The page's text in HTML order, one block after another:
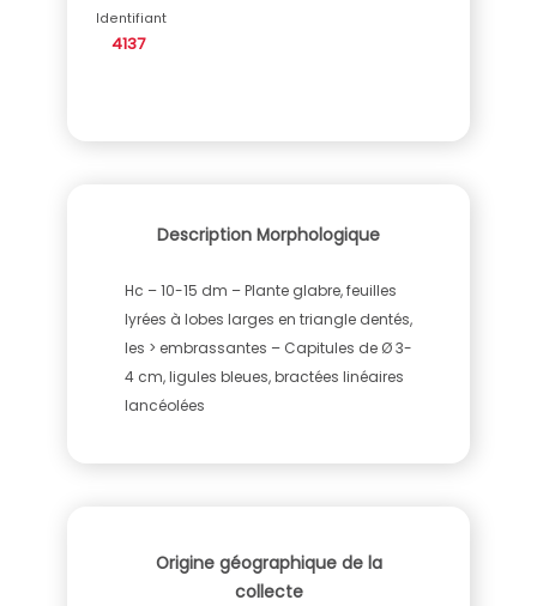
Identifiant
4137
Description Morphologique
Hc – 10-15 dm – Plante glabre, feuilles
lyrées à lobes larges en triangle dentés,
les > embrassantes – Capitules de Ø 3-
4 cm, ligules bleues, bractées linéaires
lancéolées
Origine géographique de la
collecte